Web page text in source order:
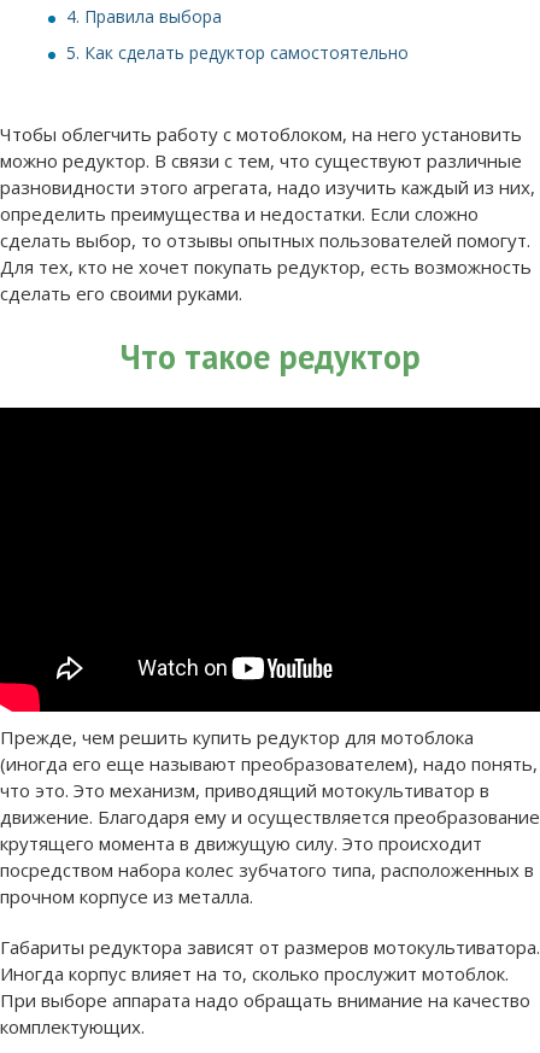
4. Правила выбора
5. Как сделать редуктор самостоятельно
Чтобы облегчить работу с мотоблоком, на него установить
можно редуктор. В связи с тем, что существуют различные
разновидности этого агрегата, надо изучить каждый из них,
определить преимущества и недостатки. Если сложно
сделать выбор, то отзывы опытных пользователей помогут.
Для тех, кто не хочет покупать редуктор, есть возможность
сделать его своими руками.
Что такое редуктор
Прежде, чем решить купить редуктор для мотоблока
(иногда его еще называют преобразователем), надо понять,
что это. Это механизм, приводящий мотокультиватор в
движение. Благодаря ему и осуществляется преобразование
крутящего момента в движущую силу. Это происходит
посредством набора колес зубчатого типа, расположенных в
прочном корпусе из металла.
Габариты редуктора зависят от размеров мотокультиватора.
Иногда корпус влияет на то, сколько прослужит мотоблок.
При выборе аппарата надо обращать внимание на качество
комплектующих.